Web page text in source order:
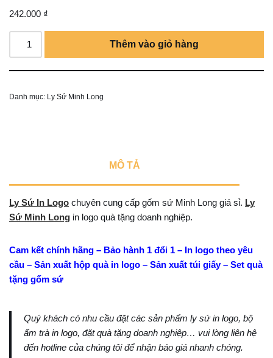
242.000 ₫
Thêm vào giỏ hàng
Danh mục: Ly Sứ Minh Long
MÔ TẢ
Ly Sứ In Logo chuyên cung cấp gốm sứ Minh Long giá sỉ. Ly
Sứ Minh Long in logo quà tặng doanh nghiệp.
Cam kết chính hãng – Bảo hành 1 đổi 1 – In logo theo yêu
cầu – Sản xuất hộp quà in logo – Sản xuất túi giấy – Set quà
tặng gốm sứ
Quý khách có nhu cầu đặt các sản phẩm ly sứ in logo, bộ
ấm trà in logo, đặt quà tặng doanh nghiệp… vui lòng liên hệ
đến hotline của chúng tôi để nhận báo giá nhanh chóng.